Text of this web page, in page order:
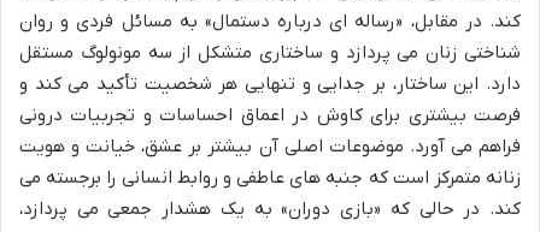
کند. در مقابل، «رساله ای درباره دستمال» به مسائل فردی و روان
شناختی زنان می پردازد و ساختاری متشکل از سه مونولوگ مستقل
دارد. این ساختار، بر جدایی و تنهایی هر شخصیت تأکید می کند و
فرصت بیشتری برای کاوش در اعماق احساسات و تجربیات درونی
فراهم می آورد. موضوعات اصلی آن بیشتر بر عشق، خیانت و هویت
زنانه متمرکز است که جنبه های عاطفی و روابط انسانی را برجسته می
کند. در حالی که «بازی دوران» به یک هشدار جمعی می پردازد،